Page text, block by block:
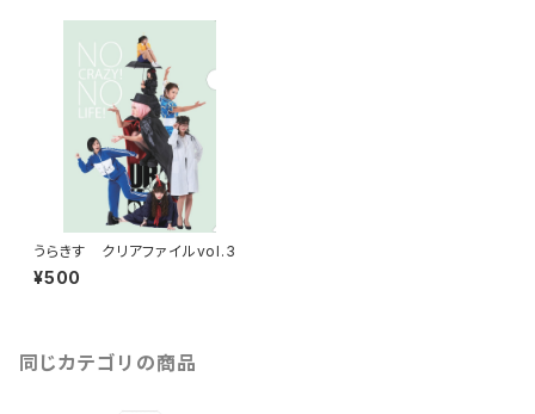
うらきす クリアファイルvol.3
¥500
同じカテゴリの商品